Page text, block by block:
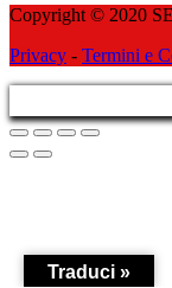
Copyright © 2020
Privacy - Termini e
Traduci »